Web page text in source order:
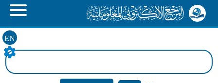
EN